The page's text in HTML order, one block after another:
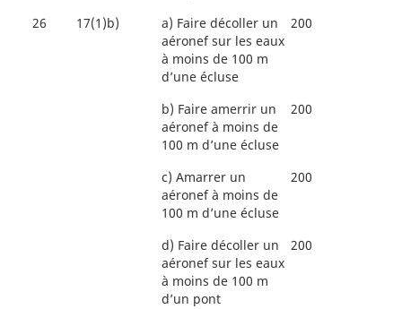
26 17(1)b) a) Faire décoller un
aéronef sur les eaux
à moins de 100 m
d’une écluse
200
b) Faire amerrir un
aéronef à moins de
100 m d’une écluse
200
c) Amarrer un
aéronef à moins de
100 m d’une écluse
200
d) Faire décoller un
aéronef sur les eaux
à moins de 100 m
d’un pont
200